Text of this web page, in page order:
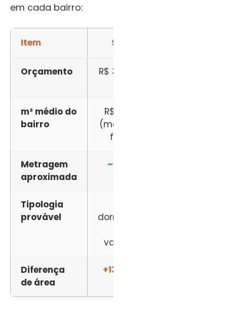
em cada bairro:
Item Swift
Orçamento R$ 300.000
m² médio do
bairro
R$ 4.760
(média da
faixa)
Metragem
aproximada
~63 m²
Tipologia
provável
dormitórios
varanda
Diferença
de área
+133% mais espaço no